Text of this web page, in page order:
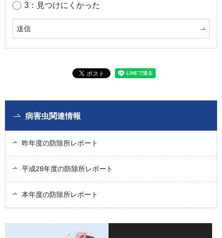
3：見つけにくかった
病害虫関連情報
昨年度の防除所レポート
平成28年度の防除所レポート
本年度の防除所レポート